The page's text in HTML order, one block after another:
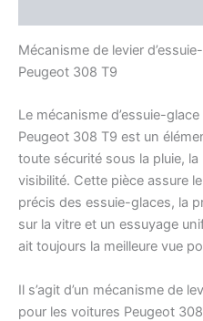
Mécanisme de levier
Peugeot 308 T9
Le mécanisme d’essuie-
Peugeot 308 T9 est un
toute sécurité sous la pluie,
visibilité. Cette pièce assure
précis des essuie-glaces, la
sur la vitre et un essuyage
ait toujours la meilleure vue
Il s’agit d’un mécanisme de
pour les voitures Peugeot